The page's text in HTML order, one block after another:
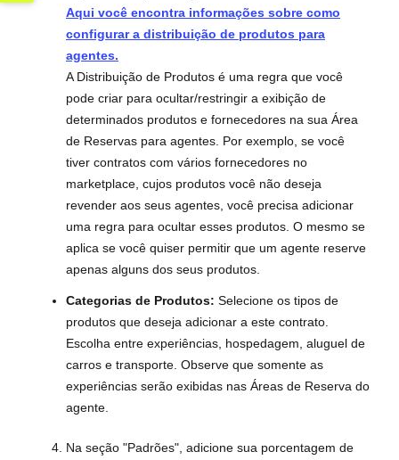
Aqui você encontra informações sobre como
configurar a distribuição de produtos para
agentes.
A Distribuição de Produtos é uma regra que você
pode criar para ocultar/restringir a exibição de
determinados produtos e fornecedores na sua Área
de Reservas para agentes. Por exemplo, se você
tiver contratos com vários fornecedores no
marketplace, cujos produtos você não deseja
revender aos seus agentes, você precisa adicionar
uma regra para ocultar esses produtos. O mesmo se
aplica se você quiser permitir que um agente reserve
apenas alguns dos seus produtos.
Categorias de Produtos: Selecione os tipos de
produtos que deseja adicionar a este contrato.
Escolha entre experiências, hospedagem, aluguel de
carros e transporte. Observe que somente as
experiências serão exibidas nas Áreas de Reserva do
agente.
Na seção "Padrões", adicione sua porcentagem de